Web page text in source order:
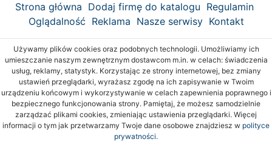
Strona główna Dodaj firmę do katalogu Regulamin
Oglądalność Reklama Nasze serwisy Kontakt
Używamy plików cookies oraz podobnych technologii. Umożliwiamy ich
umieszczanie naszym zewnętrznym dostawcom m.in. w celach: świadczenia
usług, reklamy, statystyk. Korzystając ze strony internetowej, bez zmiany
ustawień przeglądarki, wyrażasz zgodę na ich zapisywanie w Twoim
urządzeniu końcowym i wykorzystywanie w celach zapewnienia poprawnego i
bezpiecznego funkcjonowania strony. Pamiętaj, że możesz samodzielnie
zarządzać plikami cookies, zmieniając ustawienia przeglądarki. Więcej
informacji o tym jak przetwarzamy Twoje dane osobowe znajdziesz w polityce
prywatności.